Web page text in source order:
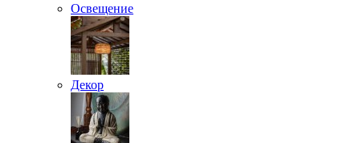
Освещение
Декор